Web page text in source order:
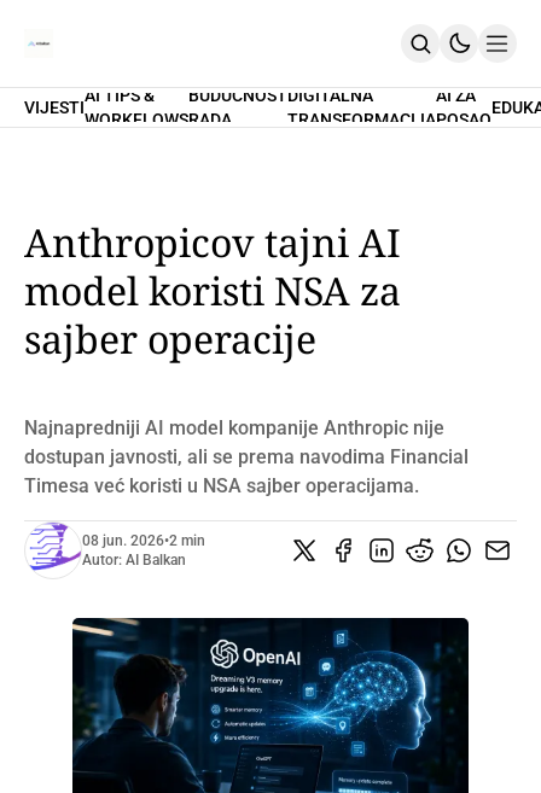
Home
PRETPLATI SE
VIJESTI
AI TIPS &
WORKFLOWS
BUDUĆNOST
RADA
DIGITALNA
TRANSFORMACIJA
AI ZA
POSAO
Anthropicov tajni AI
model koristi NSA za
sajber operacije
Najnapredniji AI model kompanije Anthropic nije
dostupan javnosti, ali se prema navodima Financial
Timesa već koristi u NSA sajber operacijama.
08 jun. 2026•2 min
Autor: AI Balkan